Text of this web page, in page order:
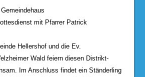
mit Pfarrer Patrick
Hellershof und die Ev.
Wald feiern diesen Distrikt-
Im Anschluss findet ein Ständerling